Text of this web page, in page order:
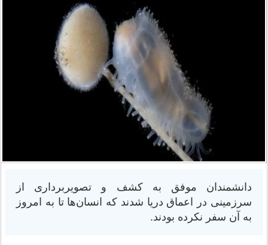
دانشمندان موفق به کشف و تصویربرداری از
سرزمینی در اعماق دریا شدند که انسان‌ها تا به امروز
به آن سفر نکرده بودند.